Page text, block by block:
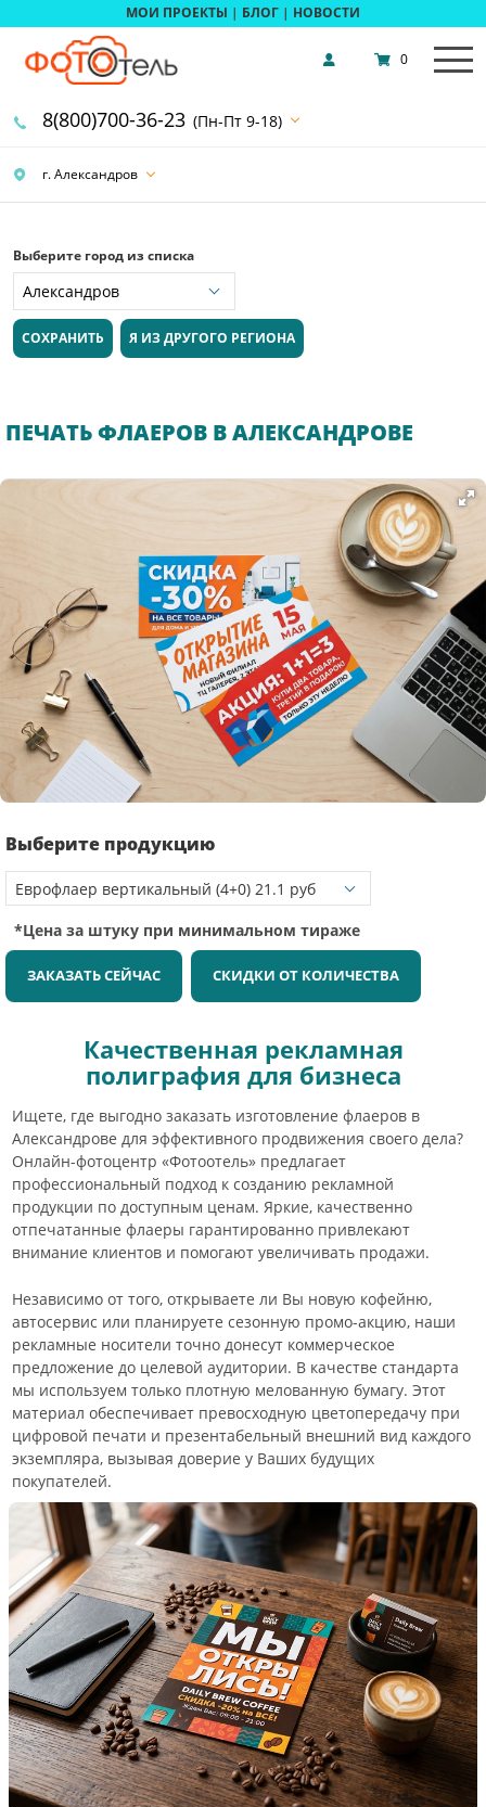
МОИ ПРОЕКТЫ | БЛОГ | НОВОСТИ
г. Александров
8(800)700-36-23 (Пн-Пт 9-18)
0
Выберите город из списка
СОХРАНИТЬ Я ИЗ ДРУГОГО РЕГИОНА
ПЕЧАТЬ ФЛАЕРОВ В АЛЕКСАНДРОВЕ
Выберите продукцию
*Цена за штуку при минимальном тираже
ЗАКАЗАТЬ СЕЙЧАС СКИДКИ ОТ КОЛИЧЕСТВА
Качественная рекламная
полиграфия для бизнеса
Ищете, где выгодно заказать изготовление флаеров в
Александрове для эффективного продвижения своего дела?
Онлайн-фотоцентр «Фотоотель» предлагает
профессиональный подход к созданию рекламной
продукции по доступным ценам. Яркие, качественно
отпечатанные флаеры гарантированно привлекают
внимание клиентов и помогают увеличивать продажи.
Независимо от того, открываете ли Вы новую кофейню,
автосервис или планируете сезонную промо-акцию, наши
рекламные носители точно донесут коммерческое
предложение до целевой аудитории. В качестве стандарта
мы используем только плотную мелованную бумагу. Этот
материал обеспечивает превосходную цветопередачу при
цифровой печати и презентабельный внешний вид каждого
экземпляра, вызывая доверие у Ваших будущих
покупателей.